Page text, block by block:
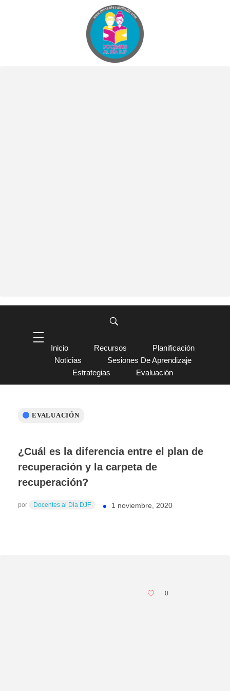
Inicio Recursos
Planificación
Noticias
Sesiones De Aprendizaje
Estrategias
Evaluación
¿Cuál es la diferencia entre el plan de
recuperación y la carpeta de
recuperación?
1 noviembre, 2020
por Docentes al Dia DJF
EVALUACIÓN
0